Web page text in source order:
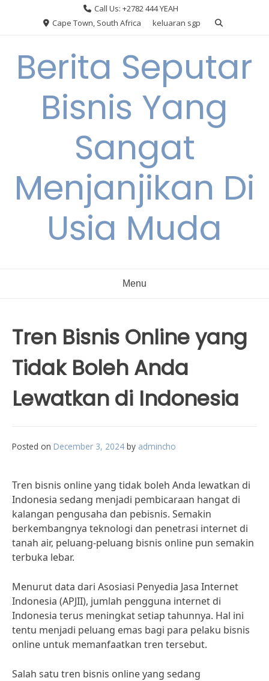
Call Us: +2782 444 YEAH
Cape Town, South Africa
keluaran sgp
Berita Seputar
Bisnis Yang
Sangat
Menjanjikan Di
Usia Muda
Menu
Tren Bisnis Online yang
Tidak Boleh Anda
Lewatkan di Indonesia
Posted on December 3, 2024 by admincho
Tren bisnis online yang tidak boleh Anda lewatkan di
Indonesia sedang menjadi pembicaraan hangat di
kalangan pengusaha dan pebisnis. Semakin
berkembangnya teknologi dan penetrasi internet di
tanah air, peluang-peluang bisnis online pun semakin
terbuka lebar.
Menurut data dari Asosiasi Penyedia Jasa Internet
Indonesia (APJII), jumlah pengguna internet di
Indonesia terus meningkat setiap tahunnya. Hal ini
tentu menjadi peluang emas bagi para pelaku bisnis
online untuk memanfaatkan tren tersebut.
Salah satu tren bisnis online yang sedang